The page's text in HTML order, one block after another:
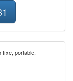
fixe, portable,